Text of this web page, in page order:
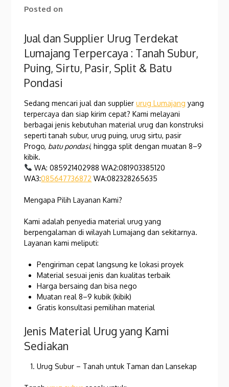
Posted on
Jual dan Supplier Urug Terdekat
Lumajang Terpercaya : Tanah Subur,
Puing, Sirtu, Pasir, Split & Batu
Pondasi
Sedang mencari jual dan supplierurug Lumajang yang
terpercaya dan siap kirim cepat? Kami melayani
berbagai jenis kebutuhan material urug dan konstruksi
seperti tanah subur, urug puing, urug sirtu, pasir
Progo, batu pondasi, hingga split dengan muatan 8–9
kibik.
WA: 085921402988 WA2:081903385120
WA3:085647736872 WA:082328265635
Mengapa Pilih Layanan Kami?
Kami adalah penyedia material urug yang
berpengalaman di wilayah Lumajang dan sekitarnya.
Layanan kami meliputi:
Pengiriman cepat langsung ke lokasi proyek
Material sesuai jenis dan kualitas terbaik
Harga bersaing dan bisa nego
Muatan real 8–9 kubik (kibik)
Gratis konsultasi pemilihan material
Jenis Material Urug yang Kami
Sediakan
Urug Subur – Tanah untuk Taman dan Lansekap